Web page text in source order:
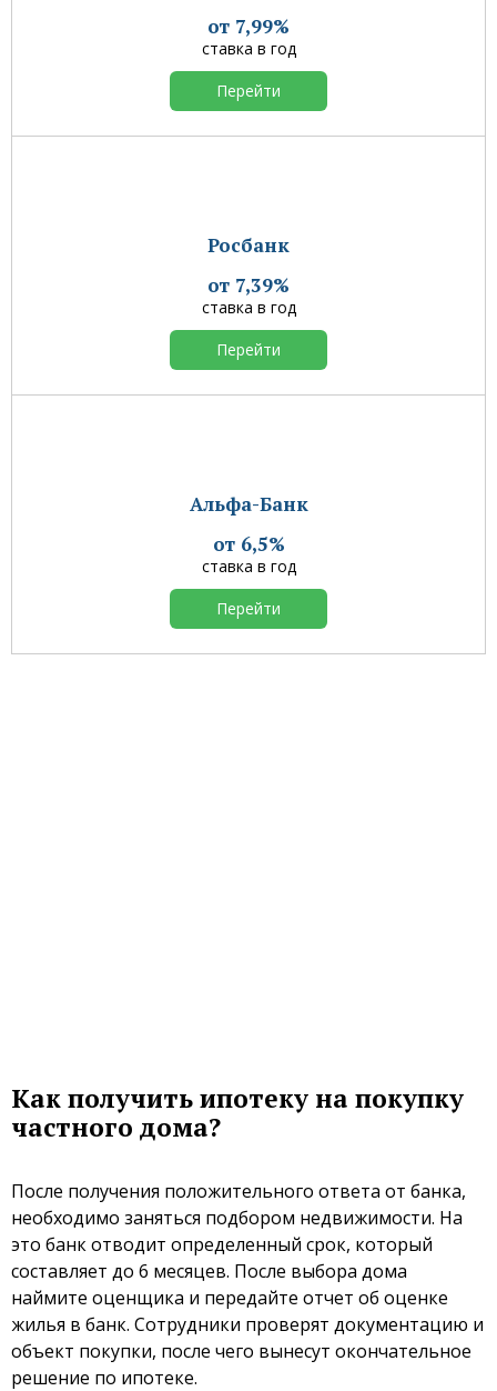
от 7,99%
ставка в год
Перейти
Росбанк
от 7,39%
ставка в год
Перейти
Альфа-Банк
от 6,5%
ставка в год
Перейти
Как получить ипотеку на покупку
частного дома?
После получения положительного ответа от банка,
необходимо заняться подбором недвижимости. На
это банк отводит определенный срок, который
составляет до 6 месяцев. После выбора дома
наймите оценщика и передайте отчет об оценке
жилья в банк. Сотрудники проверят документацию и
объект покупки, после чего вынесут окончательное
решение по ипотеке.